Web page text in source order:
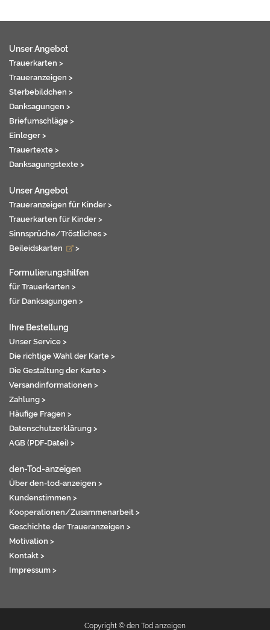
Unser Angebot
Trauerkarten >
Traueranzeigen >
Sterbebildchen >
Danksagungen >
Briefumschläge >
Einleger >
Trauertexte >
Danksagungstexte >
Unser Angebot
Traueranzeigen für Kinder >
Trauerkarten für Kinder >
Sinnsprüche/Tröstliches >
Beileidskarten
>
Formulierungshilfen
für Trauerkarten >
für Danksagungen >
Ihre Bestellung
Unser Service >
Die richtige Wahl der Karte >
Die Gestaltung der Karte >
Versandinformationen >
Zahlung >
Häufige Fragen >
Datenschutzerklärung >
AGB (PDF-Datei) >
den-Tod-anzeigen
Über den-tod-anzeigen >
Kundenstimmen >
Kooperationen/Zusammenarbeit >
Geschichte der Traueranzeigen >
Motivation >
Kontakt >
Impressum >
Copyright © den Tod anzeigen